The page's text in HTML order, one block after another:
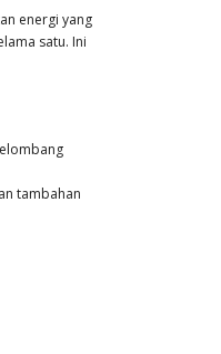
energi yang
satu. Ini
tambahan